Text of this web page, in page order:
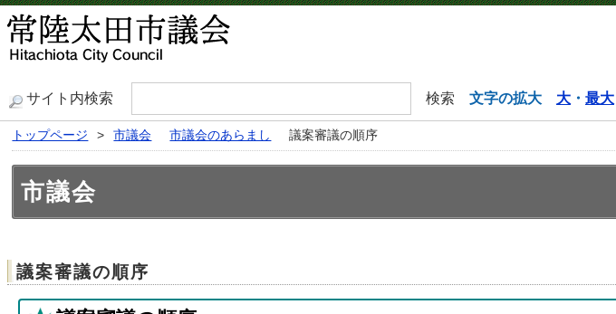
サイト内検索 文字の拡大 大 ・ 最大
トップページ > 市議会 市議会のあらまし 議案審議の順序
市議会
議案審議の順序